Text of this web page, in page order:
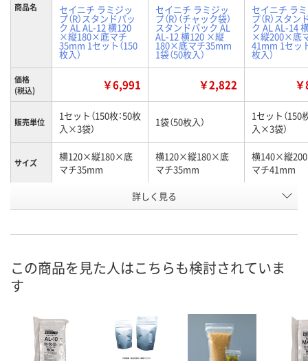
商品名 セイニチ ラミジッ
プ（R）スタンドパッ
ク AL AL-12 横120
×縦180×底マチ
35mm 1セット（150
枚入）
セイニチ ラミジッ
プ（R）（チャック袋）
スタンドパック AL
AL-12 横120 ×縦
180×底マチ35mm
1袋（50枚入）
セイニチ ラ
プ（R）スタン
ク AL AL-14
×縦200×底
41mm 1セッ
枚入）
価格
(税込)
￥6,991 ￥2,822
販売単位
1セット（150枚：50枚
入×3袋）
1袋（50枚入）
1セット（150
入×3袋）
サイズ
横120×縦180×底
マチ35mm
横120×縦180×底
マチ35mm
横140×縦
マチ41mm
8492477 5408747
カゴへ カゴへ カ
詳しく見る
この商品を見た人はこちらも検討されていま
す